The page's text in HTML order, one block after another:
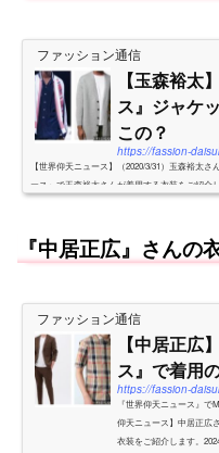
ファッション通信
【玉森裕太
ス』ジャケ
この？
【世界仰天ニュース】（2020/3/31）玉森裕太
ース』で玉森裕太さんが着用する衣装をご紹介
『中居正広』さんの
ファッション通信
【中居正広
ス』で着用
『世界仰天ニュース』
仰天ニュース】中居正広
衣装をご紹介します。